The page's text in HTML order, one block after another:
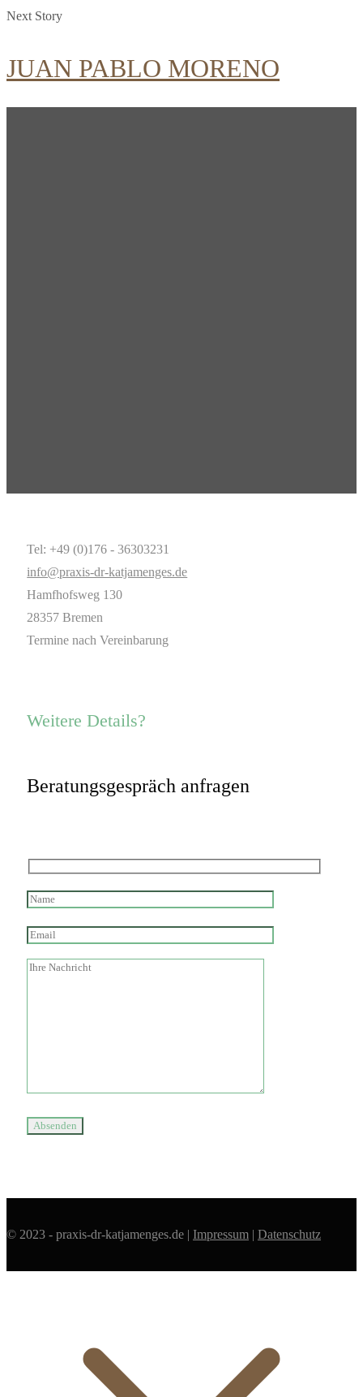
Next Story
JUAN PABLO MORENO
Tel: +49 (0)176 - 36303231
info@praxis-dr-katjamenges.de
Hamfhofsweg 130
28357 Bremen
Termine nach Vereinbarung
Weitere Details?
Beratungsgespräch anfragen
© 2023 - praxis-dr-katjamenges.de | Impressum | Datenschutz